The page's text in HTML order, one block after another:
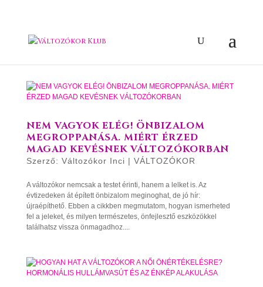
NEM VAGYOK ELÉG! ÖNBIZALOM
MEGROPPANÁSA. MIÉRT ÉRZED
MAGAD KEVÉSNEK VÁLTOZÓKORBAN
Szerző: Változókor Inci | VÁLTOZÓKOR
A változókor nemcsak a testet érinti, hanem a lelket is. Az
évtizedeken át épített önbizalom meginoghat, de jó hír:
újraépíthető. Ebben a cikkben megmutatom, hogyan ismerheted
fel a jeleket, és milyen természetes, önfejlesztő eszközökkel
találhatsz vissza önmagadhoz....